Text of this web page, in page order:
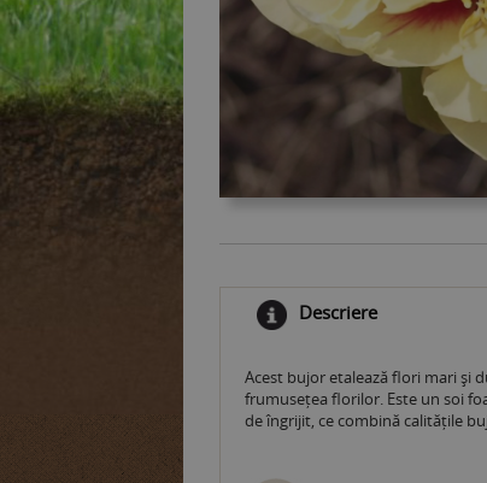
Descriere
Acest bujor etalează flori mari și
frumusețea florilor. Este un soi
de îngrijit, ce combină calitățile